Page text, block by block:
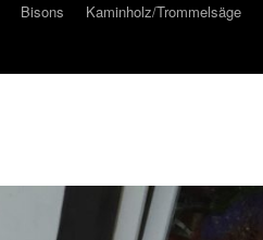
Bisons Kaminholz/Trommelsäge